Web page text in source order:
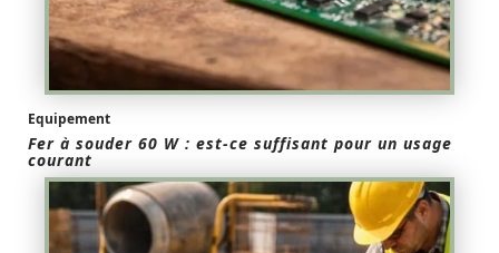
Equipement
Fer à souder 60 W : est-ce suffisant pour un usage
courant